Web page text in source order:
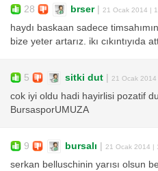
28 brser| 21 Ocak 2014 |
haydı baskaan sadece
bize yeter artarız. ikı cıkıntıyıda
5 sitki dut | 21 Ocak
cok iyi oldu hadi hayirlisi pozatif
BursasporUMUZA
9 bursalı | 21 Ocak 2014 |
serkan belluschinin yarısı olsun